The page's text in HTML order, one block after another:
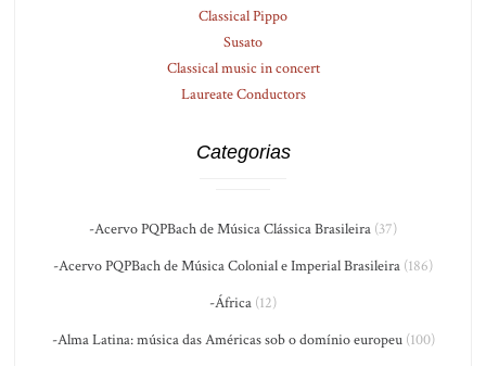
Classical Pippo
Susato
Classical music in concert
Laureate Conductors
Categorias
-Acervo PQPBach de Música Clássica Brasileira (37)
-Acervo PQPBach de Música Colonial e Imperial Brasileira (186)
-África (12)
-Alma Latina: música das Américas sob o domínio europeu(100)